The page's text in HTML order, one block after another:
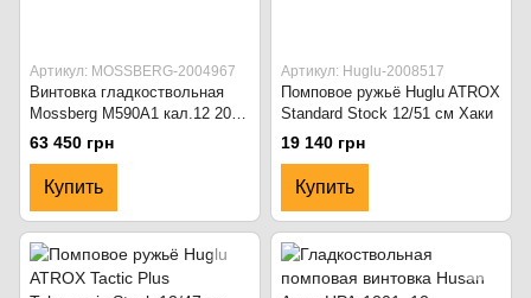
Артикул: MOSSBERG-2004967
Винтовка гладкоствольная
Mossberg M590A1 кал.12 20"
Synthetic Чёрный
63 450 грн
Купить
Артикул: Huglu-2008517
Помповое ружьё Huglu ATROX
Standard Stock 12/51 см Хаки
19 140 грн
Купить